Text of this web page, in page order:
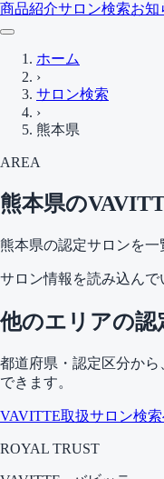
商品紹介サロン検索お知
ホーム
›
サロン検索
›
熊本県
AREA
熊本県の
熊本県の認定サロンを一
サロン情報を読み込ん
他のエリアの
都道府県・認定区分か
できます。
VAVITTE取扱サロン検
ROYAL TRUST